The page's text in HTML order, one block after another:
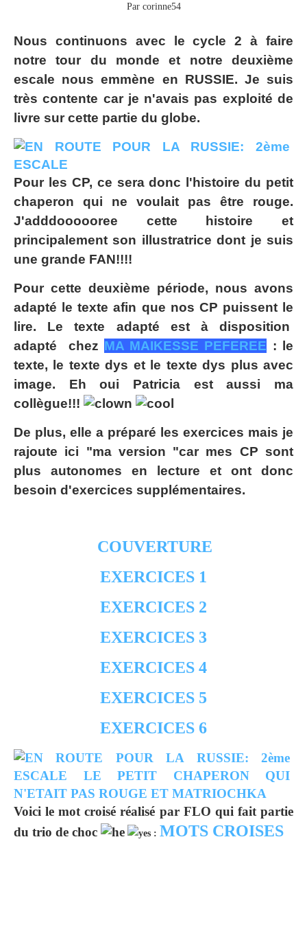
Par corinne54
Nous continuons avec le cycle 2 à faire
notre tour du monde et notre deuxième
escale nous emmène en RUSSIE. Je suis
très contente car je n'avais pas exploité de
livre sur cette partie du globe.
Pour les CP, ce sera donc l'histoire du petit
chaperon qui ne voulait pas être rouge.
J'adddoooooree cette histoire et
principalement son illustratrice dont je suis
une grande FAN!!!!
Pour cette deuxième période, nous avons
adapté le texte afin que nos CP puissent le
lire. Le texte adapté est à disposition
adapté chez MA MAIKESSE PEFEREE : le
texte, le texte dys et le texte dys plus avec
image. Eh oui Patricia est aussi ma
collègue!!!
De plus, elle a préparé les exercices mais je
rajoute ici "ma version "car mes CP sont
plus autonomes en lecture et ont donc
besoin d'exercices supplémentaires.
COUVERTURE
EXERCICES 1
EXERCICES 2
EXERCICES 3
EXERCICES 4
EXERCICES 5
EXERCICES 6
Voici le mot croisé réalisé par FLO qui fait partie
du trio de choc
: MOTS CROISES